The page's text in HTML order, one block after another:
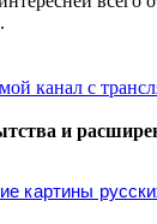
канал с
и
картины